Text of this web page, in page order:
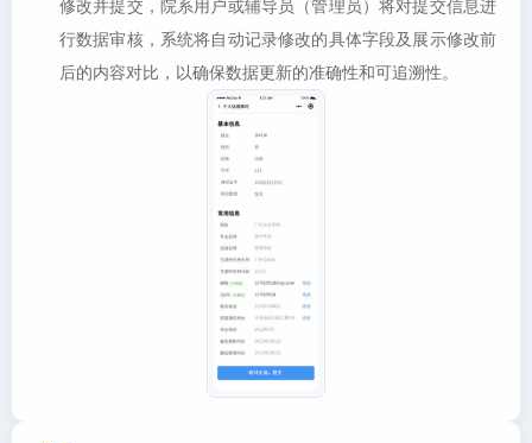
修改并提交，院系用户或辅导员（管理员）将对提交信息进
行数据审核，系统将自动记录修改的具体字段及展示修改前
后的内容对比，以确保数据更新的准确性和可追溯性。